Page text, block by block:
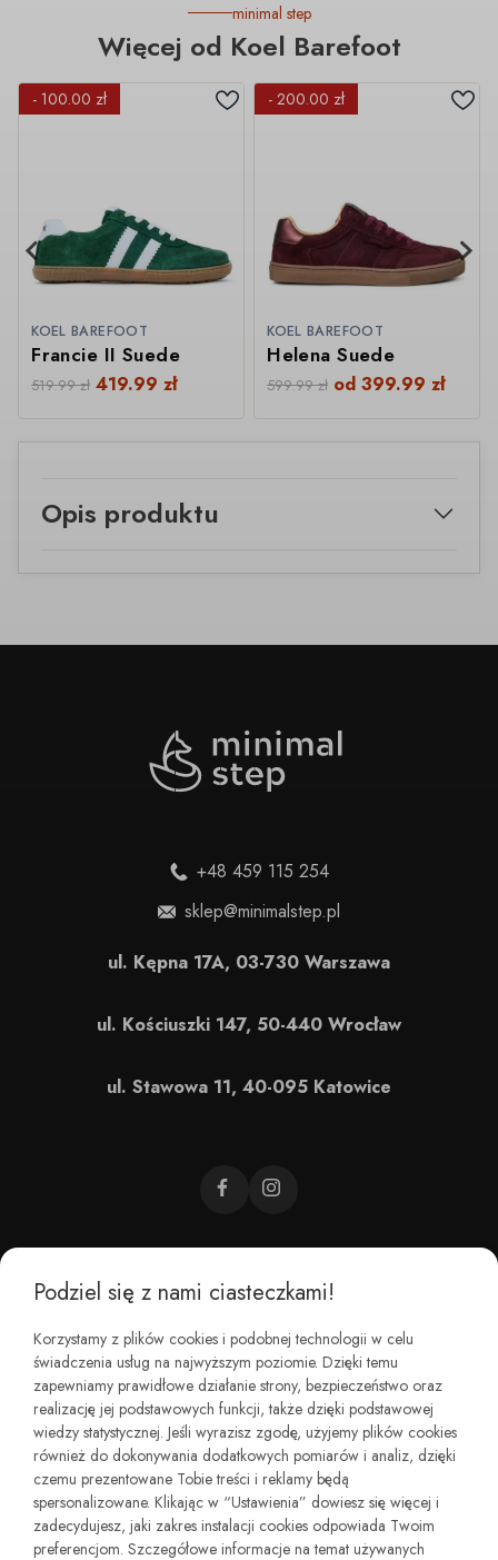
minimal step
Więcej od Koel Barefoot
- 100.00 zł
KOEL BAREFOOT
Francie II Suede
519.99zł 419.99zł
- 200.00 zł
KOEL BAREFOOT
Helena Suede
599.99zł od399.99zł
Opis produktu
CZEMU BAREFOOT?
KIM JESTEŚMY?
REGULAMINY I ZWROTY
+48 459 115 254
sklep@minimalstep.pl
ul. Kępna 17A, 03-730 Warszawa
ul. Kościuszki 147, 50-440 Wrocław
ul. Stawowa 11, 40-095 Katowice
Podziel się z nami ciasteczkami!
Korzystamy z plików cookies i podobnej technologii w celu
świadczenia usług na najwyższym poziomie. Dzięki temu
zapewniamy prawidłowe działanie strony, bezpieczeństwo oraz
realizację jej podstawowych funkcji, także dzięki podstawowej
wiedzy statystycznej. Jeśli wyrazisz zgodę, użyjemy plików cookies
również do dokonywania dodatkowych pomiarów i analiz, dzięki
czemu prezentowane Tobie treści i reklamy będą
spersonalizowane. Klikając w “Ustawienia” dowiesz się więcej i
zadecydujesz, jaki zakres instalacji cookies odpowiada Twoim
preferencjom. Szczegółowe informacje na temat używanych